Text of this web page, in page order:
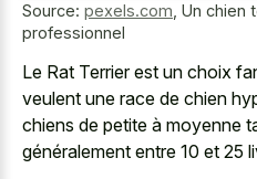
Source: pexels.com Un chien
professionnel
Le Rat Terrier est un choix
veulent une race de chien
chiens de petite à moyenne
généralement entre 10 et 25